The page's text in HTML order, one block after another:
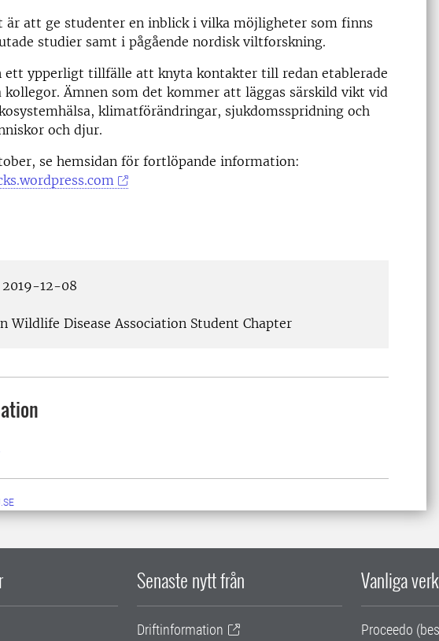
är att ge studenter en inblick i vilka möjligheter som finns
studier samt i pågående nordisk viltforskning.
ett ypperligt tillfälle att knyta kontakter till redan etablerade
Ämnen som det kommer att läggas särskild vikt vid
klimatförändringar, sjukdomsspridning och
och djur.
se hemsidan för fortlöpande information:
12-08
Wildlife Disease Association Student Chapter
Senaste nytt från
Driftinformation
Vanliga
Proceedo